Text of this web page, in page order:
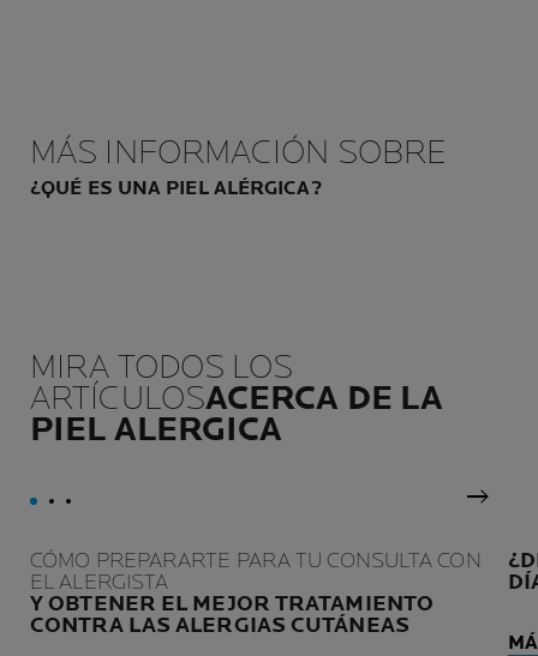
MÁS INFORMACIÓN SOBRE
¿QUÉ ES UNA PIEL ALÉRGICA?
MIRA TODOS LOS
ARTÍCULOSACERCA DE LA
PIEL ALERGICA
Panel
CÓMO PREPARARTE PARA TU CONSULTA CON
EL ALERGISTA
Y OBTENER EL MEJOR TRATAMIENTO
CONTRA LAS ALERGIAS CUTÁNEAS